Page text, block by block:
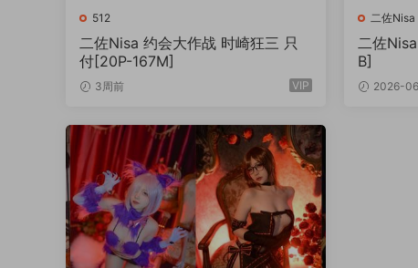
512
二佐Nisa 约会大作战 时崎狂三 只
付[20P-167M]
3周前 VIP
二佐Nisa
二佐
B]
2026-